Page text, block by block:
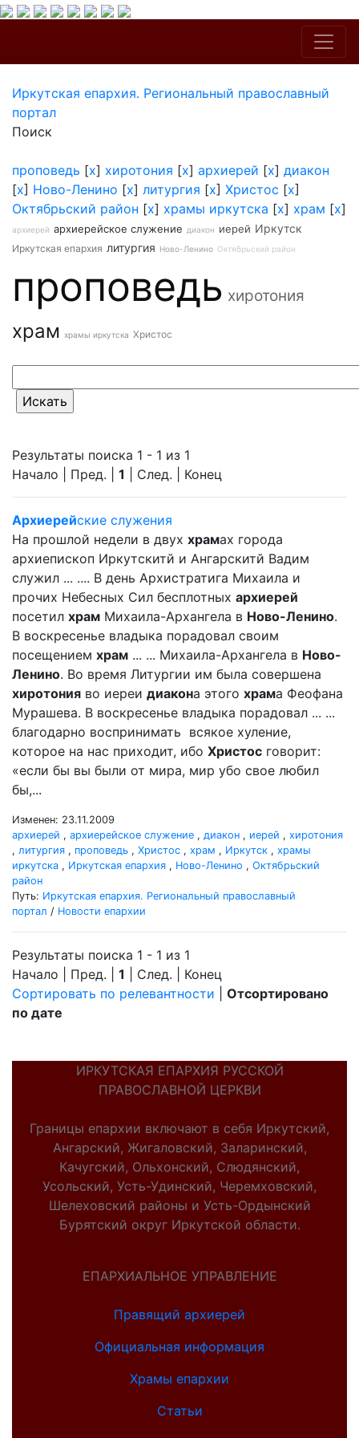
Иркутская епархия. Региональный православный
портал
Поиск
проповедь [x] хиротония [x] архиерей [x] диакон
[x] Ново-Ленино [x] литургия [x] Христос [x]
Октябрьский район [x] храмы иркутска [x] храм [x]
архиерей архиерейское служение диакон иерей Иркутск
Иркутская епархия литургия Ново-Ленино Октябрьский район
проповедь хиротония
храм храмы иркутска Христос
Результаты поиска 1 - 1 из 1
Начало | Пред. | 1 | След. | Конец
Архиерейские служения
На прошлой недели в двух храмах города
архиепископ Иркутскитй и Ангарскитй Вадим
служил ... .... В день Архистратига Михаила и
прочих Небесных Сил бесплотных архиерей
посетил храм Михаила-Архангела в Ново-Ленино.
В воскресенье владыка порадовал своим
посещением храм ... ... Михаила-Архангела в Ново-
Ленино. Во время Литургии им была совершена
хиротония во иереи диакона этого храма Феофана
Мурашева. В воскресенье владыка порадовал ... ...
благодарно воспринимать всякое хуление,
которое на нас приходит, ибо Христос говорит:
«если бы вы были от мира, мир убо свое любил
бы,...
Изменен: 23.11.2009
архиерей , архиерейское служение , диакон , иерей , хиротония
, литургия , проповедь , Христос , храм , Иркутск , храмы
иркутска , Иркутская епархия , Ново-Ленино , Октябрьский
район
Путь: Иркутская епархия. Региональный православный
портал / Новости епархии
Результаты поиска 1 - 1 из 1
Начало | Пред. | 1 | След. | Конец
Сортировать по релевантности
Отсортировано
по дате
ИРКУТСКАЯ ЕПАРХИЯ РУССКОЙ
ПРАВОСЛАВНОЙ ЦЕРКВИ
Границы епархии включают в себя Иркутский,
Ангарский, Жигаловский, Заларинский,
Качугский, Ольхонский, Слюдянский,
Усольский, Усть-Удинский, Черемховский,
Шелеховский районы и Усть-Ордынский
Бурятский округ Иркутской области.
ЕПАРХИАЛЬНОЕ УПРАВЛЕНИЕ
Правящий архиерей
Официальная информация
Храмы епархии
Статьи